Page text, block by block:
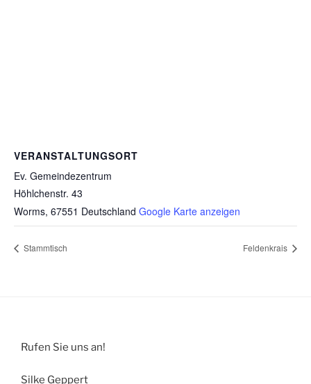
VERANSTALTUNGSORT
Ev. Gemeindezentrum
Höhlchenstr. 43
Worms, 67551 Deutschland Google Karte anzeigen
Stammtisch Feldenkrais
Rufen Sie uns an!
Silke Geppert